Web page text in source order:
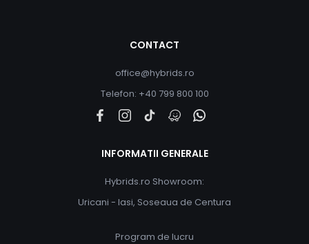
CONTACT
office@hybrids.ro
Telefon: +40 799 800 100
INFORMATII GENERALE
Hybrids.ro Showroom:
Uricani - Iasi, Soseaua de Centura
Program de lucru